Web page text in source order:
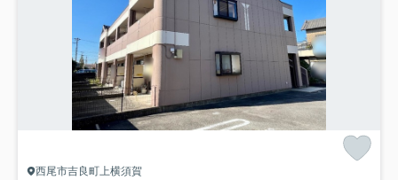
西尾市吉良町上横須賀